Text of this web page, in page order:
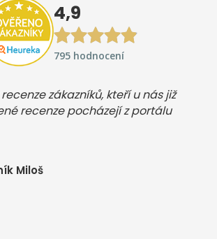
4,9
795 hodnocení
zákazníků, kteří u nás již
recenze pocházejí z portálu
Miloš